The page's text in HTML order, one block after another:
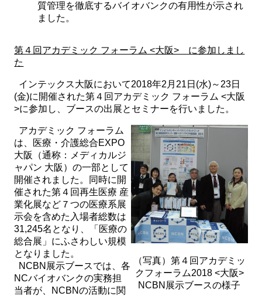
質管理を徹底するバイオバンクの有用性が示され
ました。
第４回アカデミック フォーラム <大阪> に参加しまし
た
インテックス大阪において2018年2月21日(水)～23日
(金)に開催された第４回アカデミック フォーラム <大阪
>に参加し、ブースの出展とセミナーを行いました。
アカデミック フォーラム
は、医療・介護総合EXPO
大阪（通称：メディカルジ
ャパン 大阪）の一部として
開催されました。同時に開
催された第４回再生医療 産
業化展など７つの医療系展
示会を含めた入場者総数は
31,245名となり、「医療の
総合展」にふさわしい規模
となりました。
NCBN展示ブースでは、各
NCバイオバンクの実務担
当者が、NCBNの活動に関
（写真）第４回アカデミッ
クフォーラム2018 <大阪>
NCBN展示ブースの様子